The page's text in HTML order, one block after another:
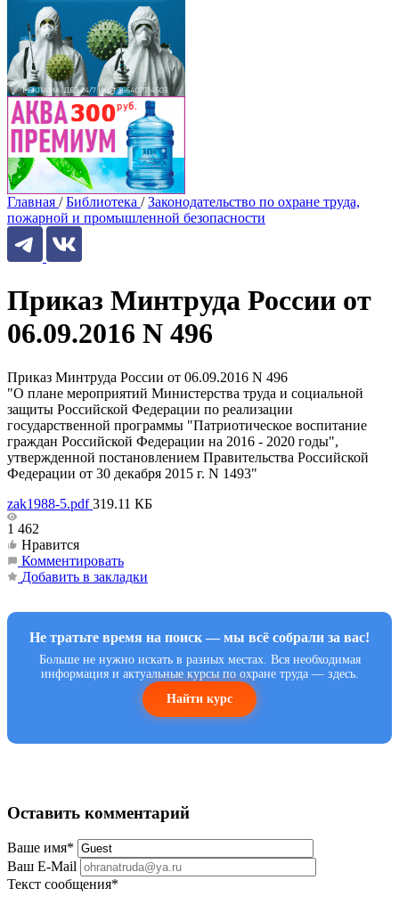
Главная / Библиотека / Законодательство по охране труда,
пожарной и промышленной безопасности
Приказ Минтруда России от
06.09.2016 N 496
Приказ Минтруда России от 06.09.2016 N 496
"О плане мероприятий Министерства труда и социальной
защиты Российской Федерации по реализации
государственной программы "Патриотическое воспитание
граждан Российской Федерации на 2016 - 2020 годы",
утвержденной постановлением Правительства Российской
Федерации от 30 декабря 2015 г. N 1493"
zak1988-5.pdf319.11 КБ
1 462
Нравится
Комментировать
Добавить в закладки
Не тратьте время на поиск — мы всё собрали за вас!
Больше не нужно искать в разных местах. Вся необходимая
информация и актуальные курсы по охране труда — здесь.
Найти курс
Оставить комментарий
Ваше имя*
Ваш E-Mail
Текст сообщения*